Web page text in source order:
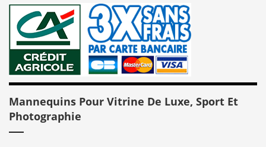
Mannequins Pour Vitrine De Luxe, Sport Et
Photographie